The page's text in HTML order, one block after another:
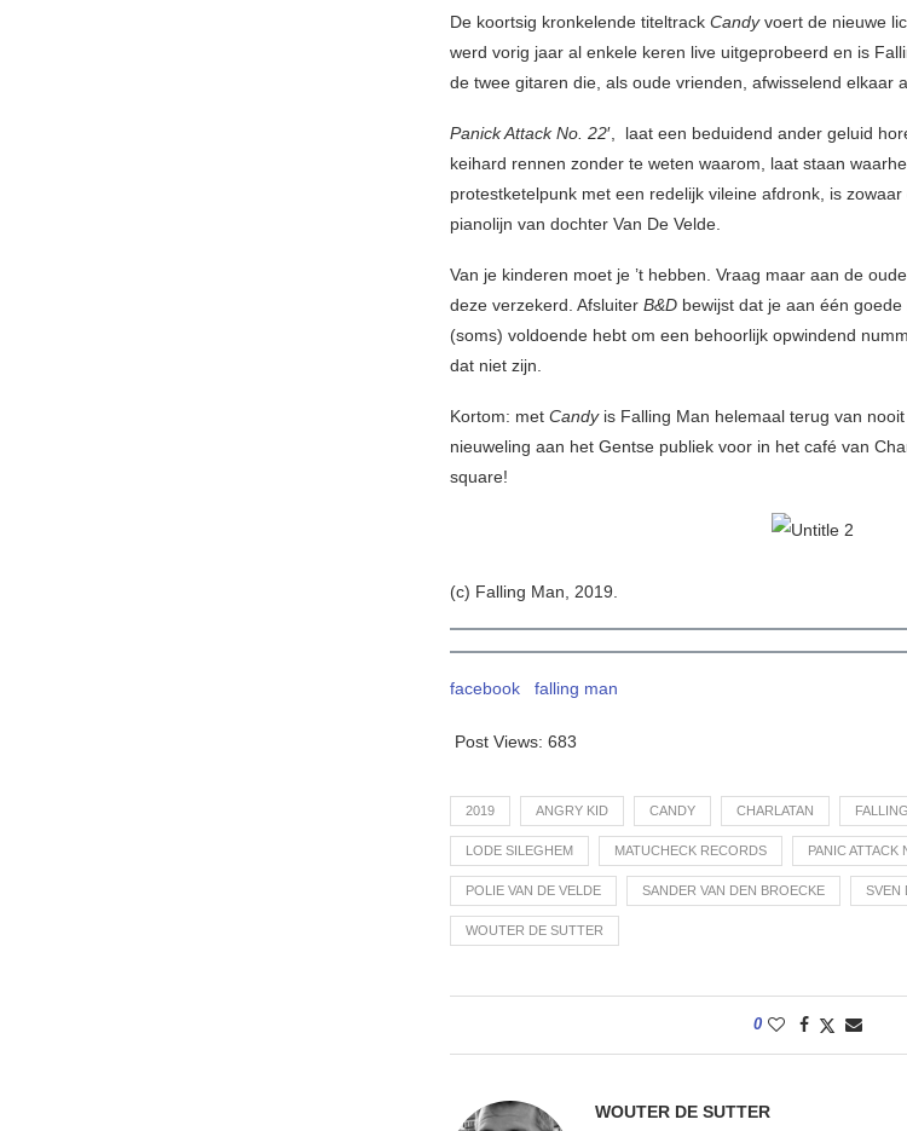
De koortsig kronkelende titeltrack Candyvoert de nieuwe
werd vorig jaar al enkele keren live uitgeprobeerd en is
de twee gitaren die, als oude vrienden, afwisselend elkaar
Panick Attack No. 22′, laat een beduidend ander geluid
keihard rennen zonder te weten waarom, laat staan
protestketelpunk met een redelijk vileine afdronk, is
pianolijn van dochter Van De Velde.
Van je kinderen moet je ’t hebben. Vraag maar aan de
deze verzekerd. Afsluiter B&D bewijst dat je aan één
(soms) voldoende hebt om een behoorlijk opwindend
dat niet zijn.
Kortom: met Candyis Falling Man helemaal terug van
nieuweling aan het Gentse publiek voor in het café van
square!
(c) Falling Man, 2019.
facebook falling man
Post Views: 683
2019 ANGRY KID CANDY CHARLATAN
LODE SILEGHEM MATUCHECK RECORDS PANIC ATTACK
POLIE VAN DE VELDE SANDER VAN DEN BROECKE SVEN
WOUTER DE SUTTER
0
WOUTER DE SUTTER